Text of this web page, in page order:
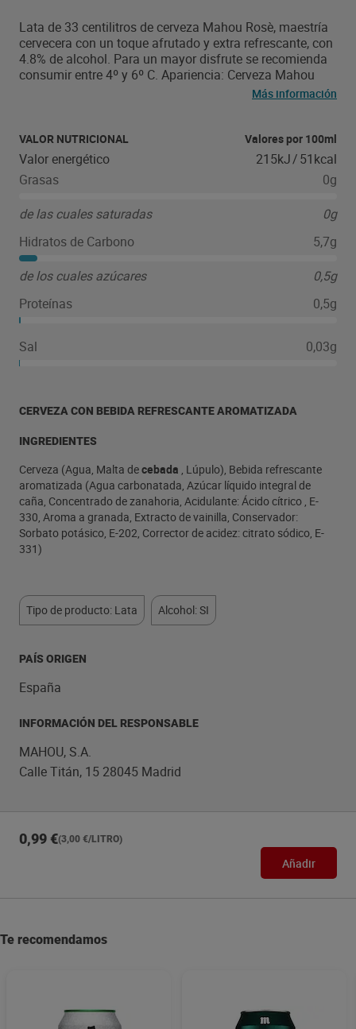
Lata de 33 centilitros de cerveza Mahou Rosè, maestría
cervecera con un toque afrutado y extra refrescante, con
4.8% de alcohol. Para un mayor disfrute se recomienda
consumir entre 4º y 6º C. Apariencia: Cerveza Mahou
Rose de aspecto brillante, color dorado y una espuma
también cierta fragancia seca y un toque a levadura,
donde se aprecian notas florales del lúpulo al beber.
Sabor: cerveza con toque afrutado y extra refrescante,
marcada por el equilibrio entre sus notas afrutadas,
más de 40 años para satisfacer a los paladares más
exigentes
Más información
VALOR NUTRICIONAL Valores por 100ml
Valor energético 215kJ/51kcal
Grasas
0g
de las cuales saturadas
0g
Hidratos de Carbono
5,7g
de los cuales azúcares
0,5g
Proteínas
0,5g
Sal 0,03g
CERVEZA CON BEBIDA REFRESCANTE AROMATIZADA
INGREDIENTES
Cerveza (Agua, Malta decebada , Lúpulo), Bebida refrescante
aromatizada (Agua carbonatada, Azúcar líquido integral de
caña, Concentrado de zanahoria, Acidulante: Ácido cítrico , E-
330, Aroma a granada, Extracto de vainilla, Conservador:
Sorbato potásico, E-202, Corrector de acidez: citrato sódico, E-
331)
Tipo de producto: Lata Alcohol: SI
PAÍS ORIGEN
España
INFORMACIÓN DEL RESPONSABLE
MAHOU, S.A.
Calle Titán, 15 28045 Madrid
0,99 €(3,00 €/LITRO)
Añadir
Te recomendamos